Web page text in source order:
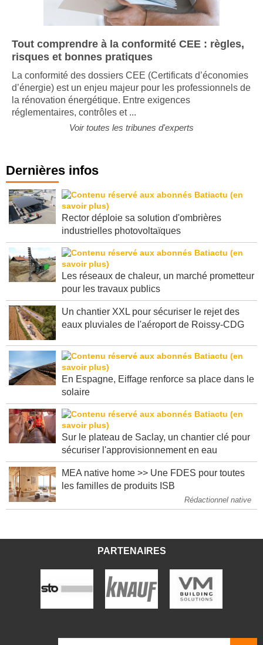
Tout comprendre à la conformité CEE : règles,
risques et bonnes pratiques
La conformité des dossiers CEE (Certificats d’économies
d’énergie) est un enjeu majeur pour les professionnels de
la rénovation énergétique. Entre exigences
Dernières infos
Rector déploie sa solution d'ombrières
Les réseaux de chaleur, un marché prometteur
Un chantier XXL pour sécuriser le rejet des
En Espagne, Eiffage renforce sa place dans le
Sur le plateau de Saclay, un chantier clé pour
MEA native home >> Une FDES pour toutes
Rédactionnel native